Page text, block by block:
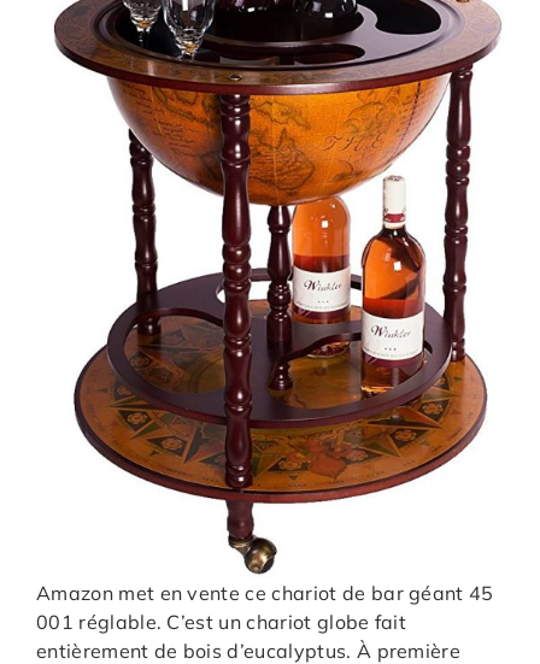
Amazon met en vente ce chariot de bar géant 45
001 réglable. C’est un chariot globe fait
entièrement de bois d’eucalyptus. À première